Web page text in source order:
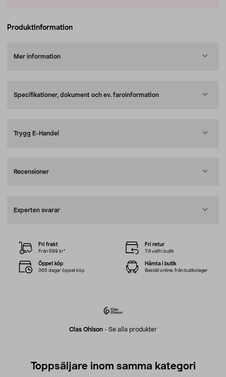
Produktinformation
Mer information
Specifikationer, dokument och ev. faroinformation
Trygg E-Handel
Recensioner
Experten svarar
Clas Ohlson - Se alla produkter
Fri frakt
Från 599 kr*
Fri retur
Till valfri butik
Öppet köp
365 dagar öppet köp
Hämta i butik
Beställ online, från butikslager
Toppsäljare inom samma kategori